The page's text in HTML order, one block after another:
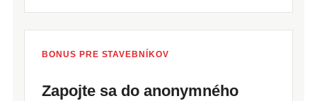
BONUS PRE STAVEBNÍKOV
Zapojte sa do anonymného